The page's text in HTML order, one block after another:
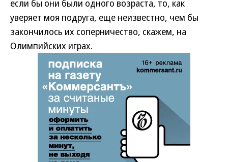
если бы они были одного возраста, то, как
уверяет моя подруга, еще неизвестно, чем бы
закончилось их соперничество, скажем, на
Олимпийских играх.